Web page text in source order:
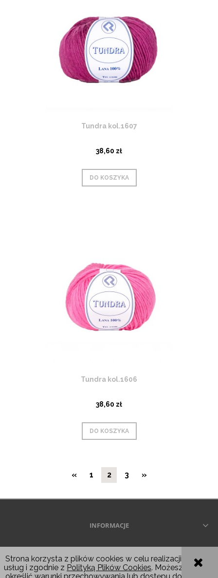
Strona korzysta z plików cookies w celu realizacji
usług i zgodnie z Polityką Plików Cookies. Możesz
Tundra kol.1607
38,60 zł
DO KOSZYKA
Tundra kol.1606
38,60 zł
DO KOSZYKA
« 1 2 3 »
INFORMACJE
POKAŻ PEŁNĄ WERSJĘ STRONY